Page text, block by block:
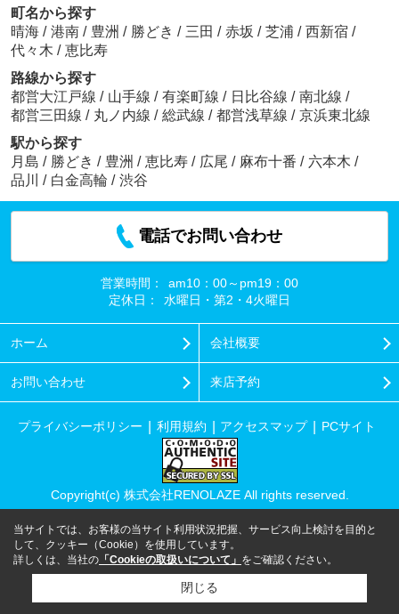
町名から探す
晴海 / 港南 / 豊洲 / 勝どき / 三田 / 赤坂 / 芝浦 / 西新宿 /
代々木 / 恵比寿
路線から探す
都営大江戸線 / 山手線 / 有楽町線 / 日比谷線 / 南北線 /
都営三田線 / 丸ノ内線 / 総武線 / 都営浅草線 / 京浜東北線
駅から探す
月島 / 勝どき / 豊洲 / 恵比寿 / 広尾 / 麻布十番 / 六本木 /
品川
/ 白金高輪 / 渋谷
電話でお問い合わせ
営業時間：
am10：00～pm19：00
定休日：
水曜日・第2・4火曜日
ホーム 会社概要
お問い合わせ 来店予約
プライバシーポリシー 利用規約 アクセスマップ PCサイト
Copyright(c) 株式会社RENOLAZE All rights reserved.
当サイトでは、お客様の当サイト利用状況把握、サービス向上検討を目的と
して、クッキー（Cookie）を使用しています。
詳しくは、当社の 「Cookieの取扱いについて」 をご確認ください。
閉じる